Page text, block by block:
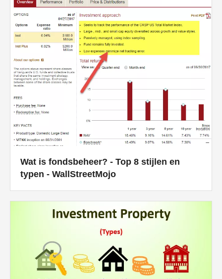
Wat is fondsbeheer? - Top 8 stijlen en
typen - WallStreetMojo